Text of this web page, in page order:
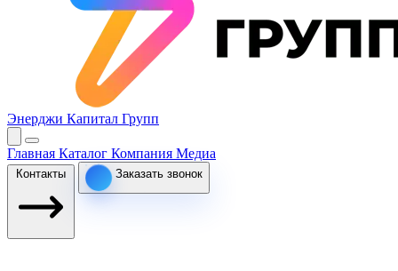
Энерджи Капитал Групп
Главная Каталог Компания Медиа
Контакты Заказать звонок